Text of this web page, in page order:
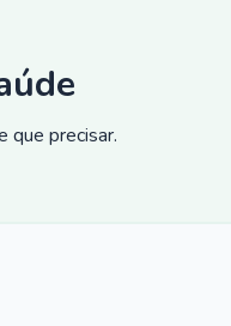
que precisar.